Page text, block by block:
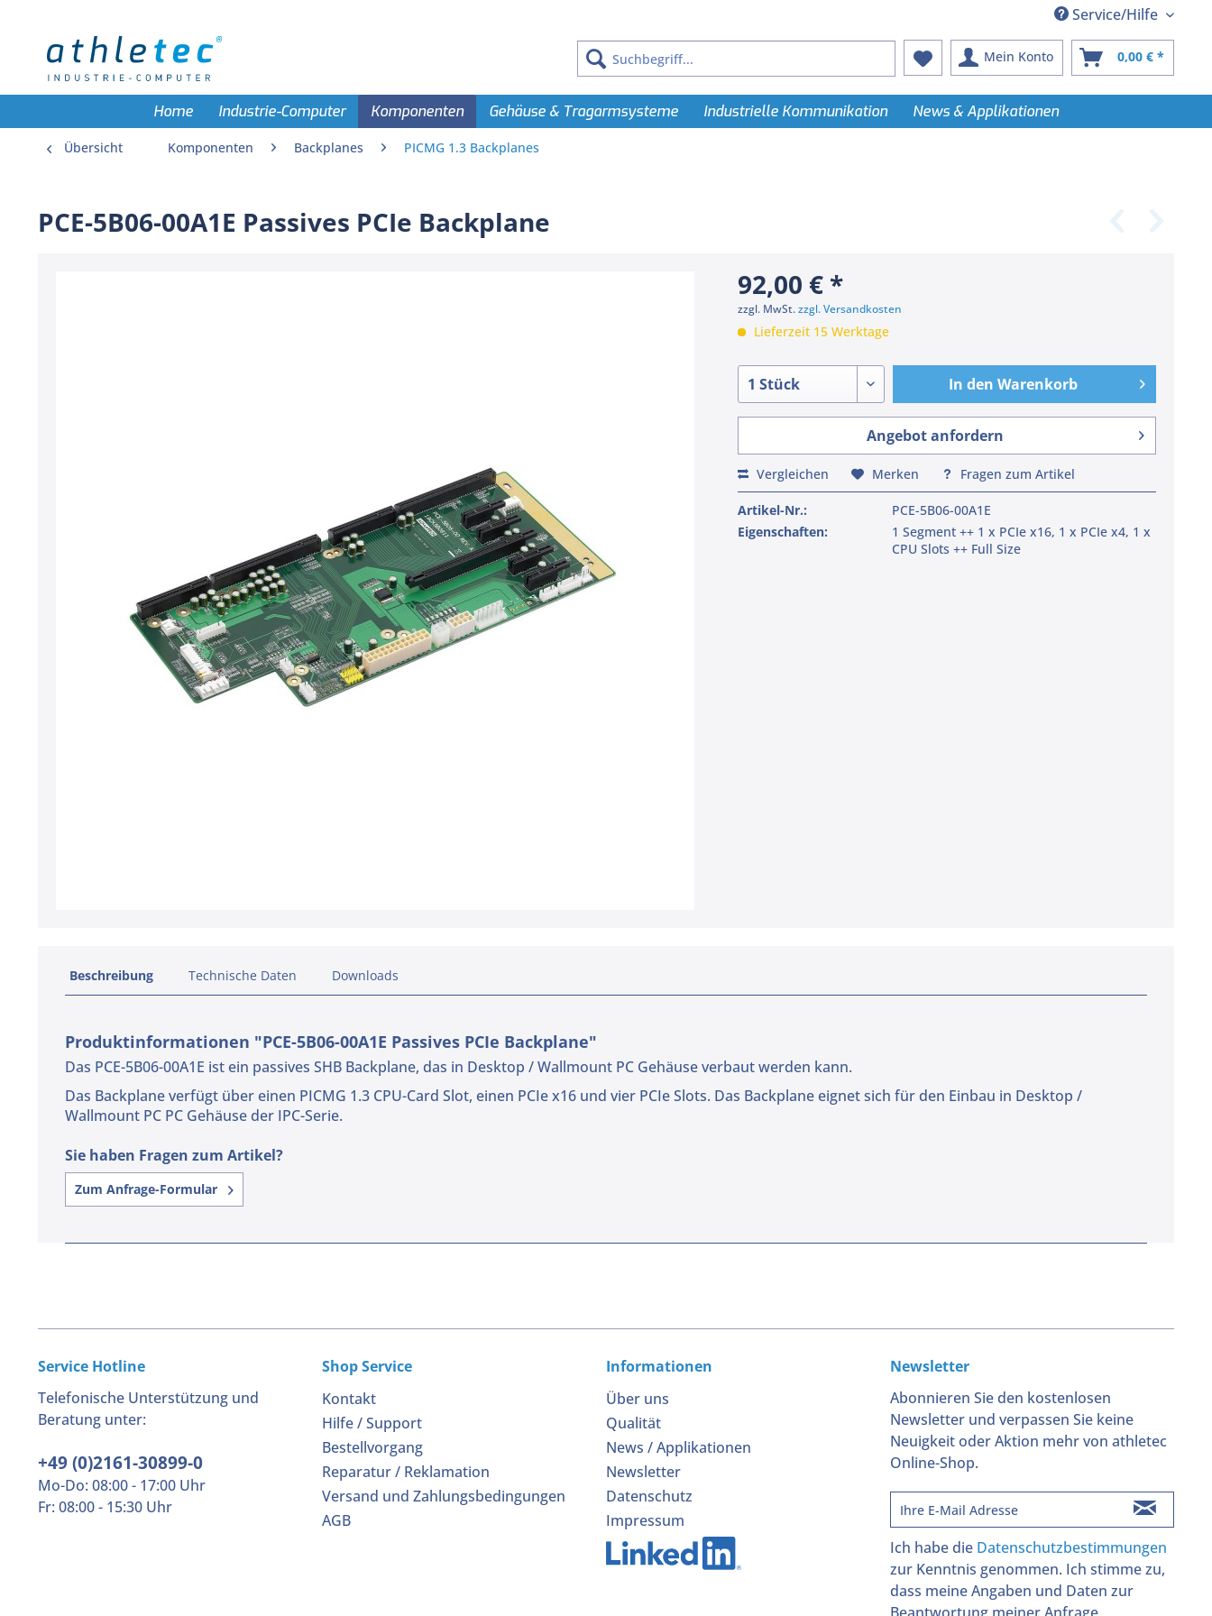
Service/Hilfe
Mein Konto 0,00 € *
Home Industrie-Computer Komponenten Gehäuse & Tragarmsysteme Industrielle Kommunikation News & Applikationen
Übersicht Komponenten Backplanes PICMG 1.3 Backplanes
PCE-5B06-00A1E Passives PCIe Backplane
92,00 € *
zzgl. MwSt.zzgl. Versandkosten
Lieferzeit 15 Werktage
In den Warenkorb
Angebot anfordern
Vergleichen Merken Fragen zum Artikel
Artikel-Nr.:
PCE-5B06-00A1E
Eigenschaften:
1 Segment ++ 1 x PCIe x16, 1 x PCIe x4, 1 x
CPU Slots ++ Full Size
Beschreibung Technische Daten Downloads
Produktinformationen "PCE-5B06-00A1E Passives PCIe Backplane"
Das PCE-5B06-00A1E ist ein passives SHB Backplane, das in Desktop / Wallmount PC Gehäuse verbaut werden kann.
Das Backplane verfügt über einen PICMG 1.3 CPU-Card Slot, einen PCIe x16 und vier PCIe Slots. Das Backplane eignet sich für den Einbau in Desktop /
Wallmount PC PC Gehäuse der IPC-Serie.
Sie haben Fragen zum Artikel?
Zum Anfrage-Formular
Service Hotline
Telefonische Unterstützung und
Beratung unter:
+49 (0)2161-30899-0
Mo-Do: 08:00 - 17:00 Uhr
Fr: 08:00 - 15:30 Uhr
Shop Service
Kontakt
Hilfe / Support
Bestellvorgang
Reparatur / Reklamation
Versand und Zahlungsbedingungen
AGB
Informationen
Über uns
Qualität
News / Applikationen
Newsletter
Datenschutz
Impressum
Newsletter
Abonnieren Sie den kostenlosen
Newsletter und verpassen Sie keine
Neuigkeit oder Aktion mehr von athletec
Online-Shop.
Ich habe die Datenschutzbestimmungen
zur Kenntnis genommen. Ich stimme zu,
dass meine Angaben und Daten zur